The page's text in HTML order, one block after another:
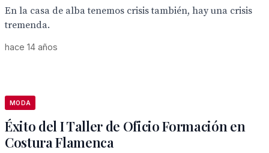
En la casa de alba tenemos crisis también, hay una crisis
tremenda.
hace 14 años
MODA
Éxito del I Taller de Oficio Formación en
Costura Flamenca